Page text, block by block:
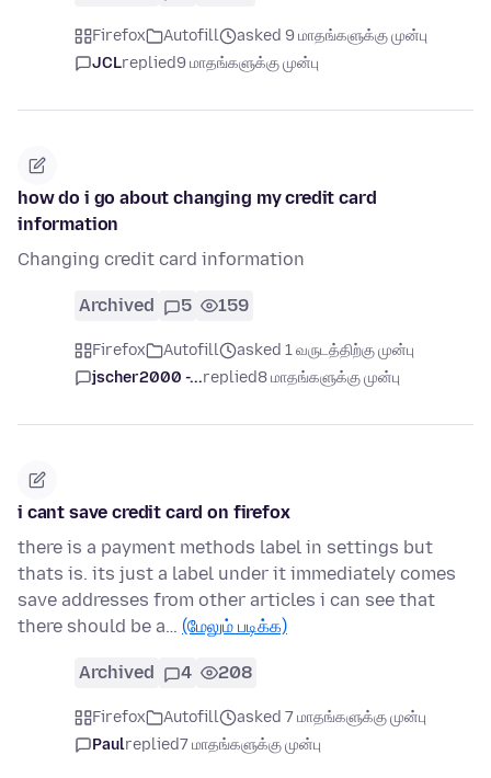
Firefox Autofill
asked 9 மாதங்களுக்கு முன்பு
JCLreplied9 மாதங்களுக்கு முன்பு
how do i go about changing my credit card
information
Changing credit card information
Archived 5 159
Firefox Autofill
asked 1 வருடத்திற்கு முன்பு
jscher2000 -...replied8 மாதங்களுக்கு முன்பு
i cant save credit card on firefox
there is a payment methods label in settings but
thats is. its just a label under it immediately comes
save addresses from other articles i can see that
there should be a… (மேலும் படிக்க)
Archived 4 208
Firefox Autofill
asked 7 மாதங்களுக்கு முன்பு
Paulreplied7 மாதங்களுக்கு முன்பு